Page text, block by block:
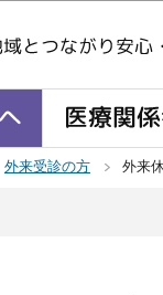
外来受診の方 外来